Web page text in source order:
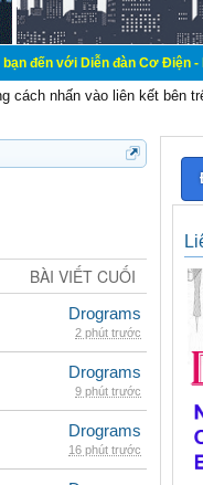
đàn Cơ Điện - Diễn đàn
cách nhấn vào liên kết bên
BÀI VIẾT CUỐI
Drograms
2 phút trước
Drograms
9 phút trước
Drograms
16 phút trước